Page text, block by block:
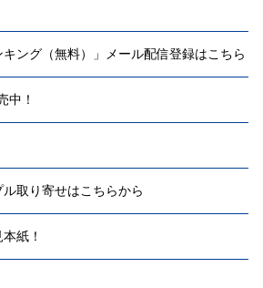
キング（無料）」メール配信登録はこちら
中！
ル取り寄せはこちらから
紙！